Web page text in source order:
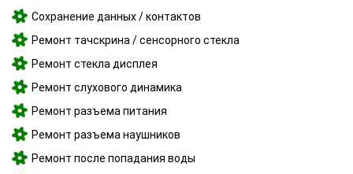
Сохранение данных / контактов
Ремонт тачскрина / сенсорного стекла
Ремонт стекла дисплея
Ремонт слухового динамика
Ремонт разъема питания
Ремонт разъема наушников
Ремонт после попадания воды